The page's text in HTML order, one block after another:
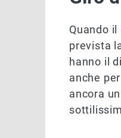
Quando
prevista
hanno il
anche
ancora